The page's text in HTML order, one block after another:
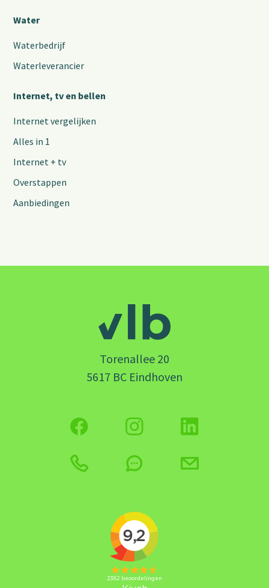
Water
Waterbedrijf
Waterleverancier
Internet, tv en bellen
Internet vergelijken
Alles in 1
Internet + tv
Overstappen
Aanbiedingen
Torenallee 20
5617 BC Eindhoven